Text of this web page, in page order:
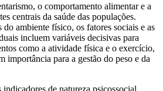
o comportamento alimentar e a
centrais da saúde das populações.
do ambiente físico, os fatores sociais e as
incluem variáveis decisivas para
como a atividade física e o exercício,
importância para a gestão do peso e da
de natureza psicossocial,